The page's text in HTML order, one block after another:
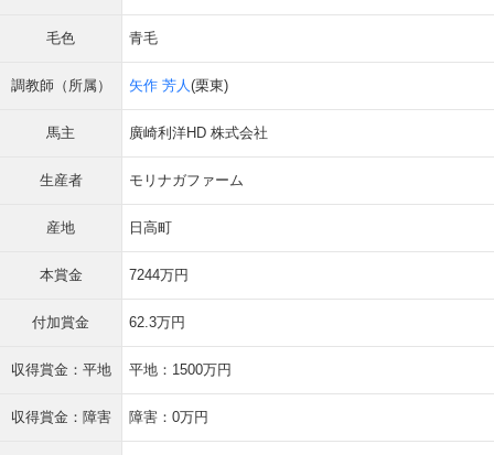
毛色 青毛
調教師（所属） 矢作 芳人(栗東)
馬主 廣崎利洋HD 株式会社
生産者 モリナガファーム
産地 日高町
本賞金 7244万円
付加賞金 62.3万円
収得賞金：平地 平地：1500万円
収得賞金：障害 障害：0万円